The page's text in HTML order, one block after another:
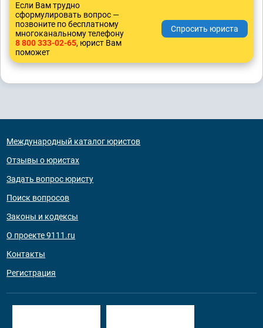
Если Вам трудно
сформулировать вопрос —
позвоните по бесплатному
многоканальному телефону
8 800 333-02-65, юрист Вам
поможет
Международный каталог юристов
Отзывы о юристах
Задать вопрос юристу
Поиск вопросов
Законы и кодексы
О проекте 9111.ru
Контакты
Регистрация